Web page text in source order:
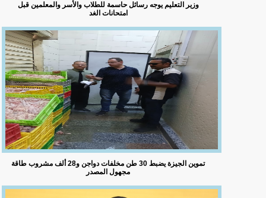
وزير التعليم يوجه رسائل حاسمة للطلاب والأسر والمعلمين قبل
امتحانات الغد
تموين الجيزة يضبط 30 طن مخلفات دواجن و28 ألف مشروب طاقة
مجهول المصدر